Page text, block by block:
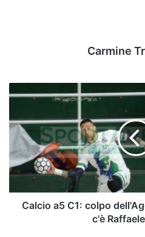
Carmine
colpo
dell'Agostino
Lettieri,
in
porta
c'è
Raffaele
Calcio a5 C1: colpo
c'è